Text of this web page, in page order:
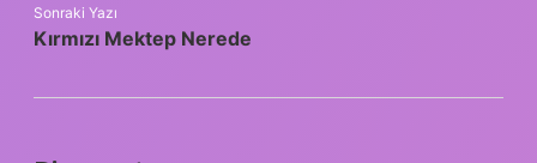
Sonraki Yazı
Kırmızı Mektep Nerede